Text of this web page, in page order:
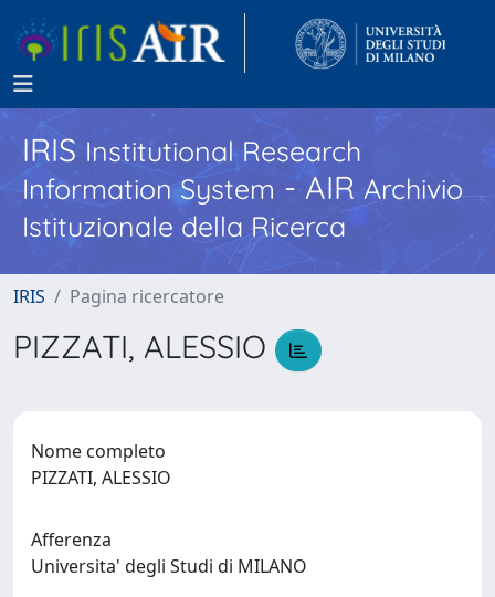
IRISInstitutional Research
Information System - AIR Archivio
Istituzionale della Ricerca
IRIS Pagina ricercatore
PIZZATI, ALESSIO
Nome completo
PIZZATI, ALESSIO
Afferenza
Universita' degli Studi di MILANO